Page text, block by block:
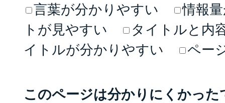
言葉が分かりやすい
情報
トが見やすい
タイトルと内
イトルが分かりやすい
ペー
このページは分かりにくかっ